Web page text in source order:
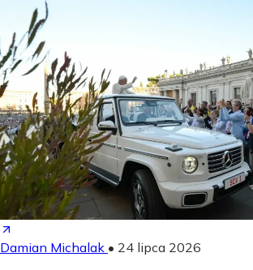
Damian Michalak • 24 lipca 2026